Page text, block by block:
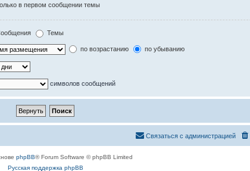
в первом сообщении темы
Темы
по возрастанию по убыванию
символов сообщений
Связаться с администрацией
phpBB® Forum Software © phpBB Limited
Русская поддержка phpBB